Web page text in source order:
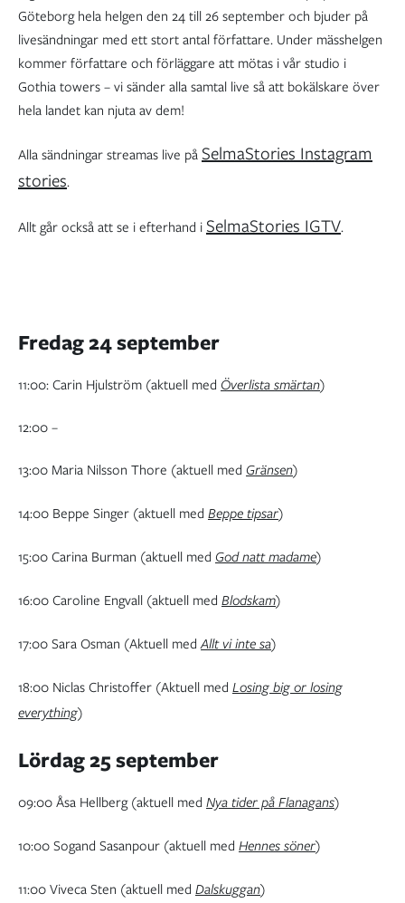
Göteborg hela helgen den 24 till 26 september och bjuder på
livesändningar med ett stort antal författare. Under mässhelgen
kommer författare och förläggare att mötas i vår studio i
Gothia towers – vi sänder alla samtal live så att bokälskare över
hela landet kan njuta av dem!
Alla sändningar streamas live på SelmaStories Instagram
stories.
Allt går också att se i efterhand i SelmaStories IGTV.
Fredag 24 september
11:00: Carin Hjulström (aktuell med Överlista smärtan)
12:00 –
13:00 Maria Nilsson Thore (aktuell med Gränsen)
14:00 Beppe Singer (aktuell med Beppe tipsar)
15:00 Carina Burman (aktuell med God natt madame)
16:00 Caroline Engvall (aktuell med Blodskam)
17:00 Sara Osman (Aktuell medAllt vi inte sa)
18:00 Niclas Christoffer (Aktuell med Losing big or losing
everything)
Lördag 25 september
09:00 Åsa Hellberg (aktuell med Nya tider på Flanagans)
10:00 Sogand Sasanpour (aktuell med Hennes söner)
11:00 Viveca Sten (aktuell med Dalskuggan)